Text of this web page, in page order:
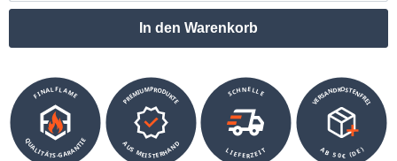
In den Warenkorb
FINALFLAME
QUALITÄTS-GARANTIE
PREMIUMPRODUKTE
AUS MEISTERHAND
SCHNELLE
LIEFERZEIT
VERSANDKOSTENFREI
AB 50€ (DE)